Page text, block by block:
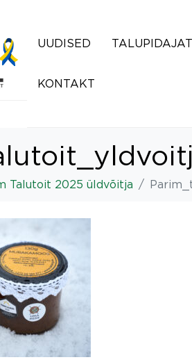
UUDISED
KONTAKT
Talutoit 2025 üldvõitja